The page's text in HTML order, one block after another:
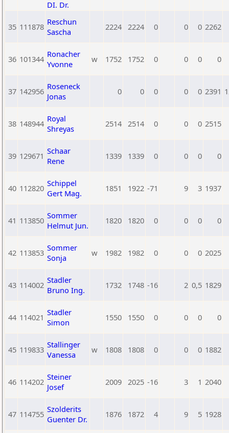
DI. Dr.
35 111878 Reschun
Sascha
2224 2224 0 0 0 2262
36 101344 Ronacher
Yvonne
w 1752 1752 0 0 0 0
37 142956 Roseneck
Jonas
0 0 0 0 0 2391
38 148944 Royal
Shreyas
2514 2514 0 0 0 2515
39 129671 Schaar
Rene
1339 1339 0 0 0 0
40 112820 Schippel
Gert Mag.
1851 1922 -71 9 3 1937
41 113850 Sommer
Helmut Jun.
1820 1820 0 0 0 0
42 113853 Sommer
Sonja
w 1982 1982 0 0 0 2025
43 114002 Stadler
Bruno Ing.
1732 1748 -16 2 0,5 1829
44 114021 Stadler
Simon
1550 1550 0 0 0 0
45 119833 Stallinger
Vanessa
w 1808 1808 0 0 0 1882
46 114202 Steiner
Josef
2009 2025 -16 3 1 2040
47 114755 Szolderits
Guenter Dr.
1876 1872 4 9 5 1928